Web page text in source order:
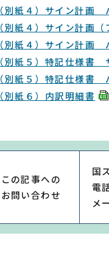
（別紙４）サイン計画
（別紙４）サイン計画
（別紙４）サイン計画
（別紙５）特記仕様書
（別紙５）特記仕様書
（別紙６）内訳明細書
この記事への
お問い合わせ
国
電
メ